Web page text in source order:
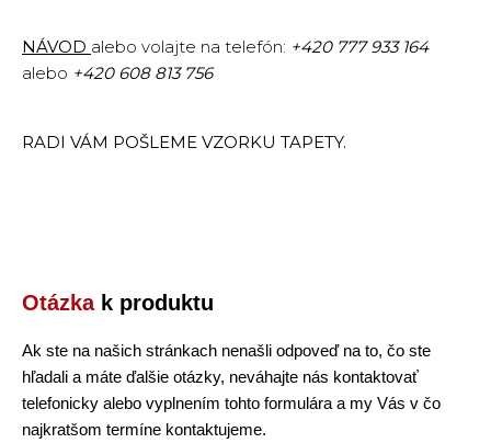
NÁVOD alebo volajte na telefón: +420 777 933 164
alebo +420 608 813 756
RADI VÁM POŠLEME VZORKU TAPETY.
Otázkak produktu
Ak ste na našich stránkach nenašli odpoveď na to, čo ste
hľadali a máte ďalšie otázky, neváhajte nás kontaktovať
telefonicky alebo vyplnením tohto formulára a my Vás v čo
najkratšom termíne kontaktujeme.